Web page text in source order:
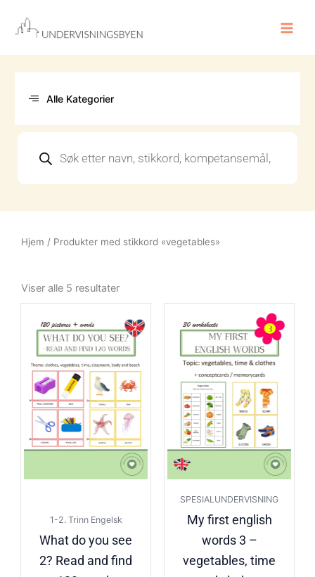
innholdet
Alle Kategorier
search
Hjem / Produkter med stikkord «vegetables»
Viser alle 5 resultateretter
1-2. Trinn Engelsk
What do you see
2? Read and find
SPESIALUNDERVISNING
My first english
words 3 –
vegetables, time